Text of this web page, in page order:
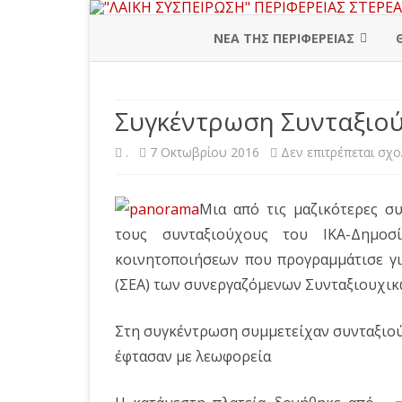
ΝΕΑ ΤΗΣ ΠΕΡΙΦΕΡΕΙΑΣ
ΒΟΙΩΤΙΑ
ΕΥΒΟΙΑ
ΦΘΙΩΤΙΔΑ
ΦΩΚΙΔΑ
Συγκέντρωση
. 7 Οκτωβρίου 2016 Δεν επιτρέπεται
Μια από τις μαζικότερες
τους συνταξιούχους του ΙΚΑ-
κοινητοποιήσεων που προγραμμάτισε
(ΣΕΑ) των συνεργαζόμενων
Στη συγκέντρωση συμμετείχαν
έφτασαν με λεωφορεία